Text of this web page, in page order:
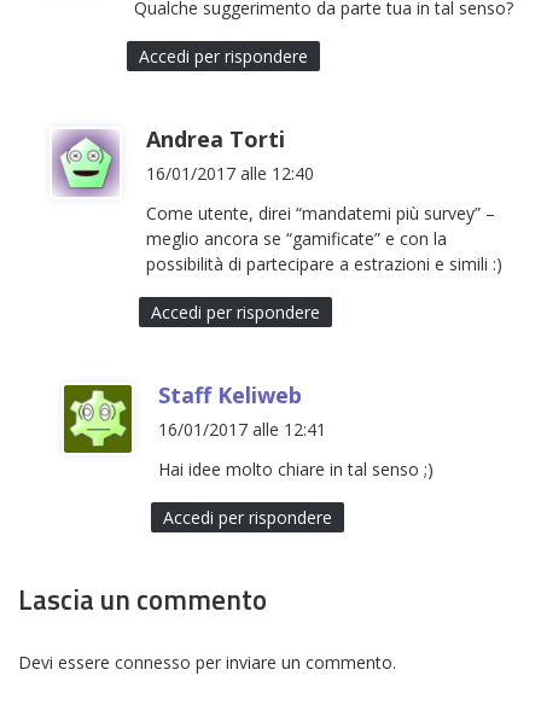
e
t
:
Qualche suggerimento da parte tua in tal senso?
Accedi per rispondere
Andrea Torti
a
e
t
o
16/01/2017 alle 12:40
Come utente, direi “mandatemi più survey” –
meglio ancora se “gamificate” e con la
possibilità di partecipare a estrazioni e simili :)
Accedi per rispondere
Staff Keliweb
a
e
t
16/01/2017 alle 12:41
Hai idee molto chiare in tal senso ;)
Accedi per rispondere
Lascia un commento
Devi essere connesso per inviare un commento.